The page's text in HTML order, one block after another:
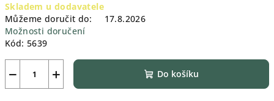
Skladem u dodavatele
Můžeme doručit do:
17.8.2026
Možnosti doručení
Kód: 5639
+
− Do košíku